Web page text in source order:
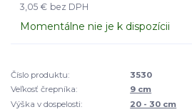
3,05 € bez DPH
Momentálne nie je k dispozícii
Číslo produktu:
3530
Veľkosť črepníka:
9 cm
Výška v dospelosti:
20 - 30 cm